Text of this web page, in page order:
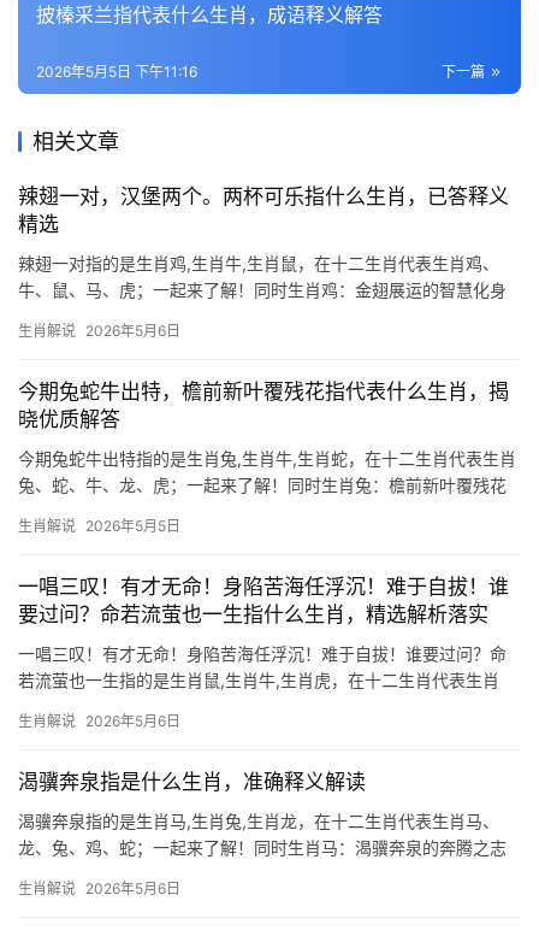
披榛采兰指代表什么生肖，成语释义解答
下一篇
2026年5月5日 下午11:16
相关文章
辣翅一对，汉堡两个。两杯可乐指什么生肖，已答释义
精选
辣翅一对指的是生肖鸡,生肖牛,生肖鼠，在十二生肖代表生肖鸡、
牛、鼠、马、虎；一起来了解！同时生肖鸡：金翅展运的智慧化身
翅象征生肖鸡的翅膀，而“两杯可乐”中的“可乐”谐音“可立”，对应鸡
生肖解说 2026年5月6日
今期兔蛇牛出特，檐前新叶覆残花指代表什么生肖，揭
晓优质解答
今期兔蛇牛出特指的是生肖兔,生肖牛,生肖蛇，在十二生肖代表生肖
兔、蛇、牛、龙、虎；一起来了解！同时生肖兔：檐前新叶覆残花
生肖兔的流年运势极为契合，2024甲辰年，生肖兔受“太阳”“天乙”吉
生肖解说 2026年5月5日
一唱三叹！有才无命！身陷苦海任浮沉！难于自拔！谁
要过问？命若流萤也一生指什么生肖，精选解析落实
一唱三叹！有才无命！身陷苦海任浮沉！难于自拔！谁要过问？命
若流萤也一生指的是生肖鼠,生肖牛,生肖虎，在十二生肖代表生肖
无命”恰似生肖鼠的写照，他们天生聪慧机敏，却常因时运不济而“身
需谨防“破
生肖解说 2026年5月6日
渴骥奔泉指是什么生肖，准确释义解读
渴骥奔泉指的是生肖马,生肖兔,生肖龙，在十二生肖代表生肖马、
龙、兔、鸡、蛇；一起来了解！同时生肖马：渴骥奔泉的奔腾之志
是这一成语的最佳诠释者，马在传统文化中象征奔放、进取与自
生肖解说 2026年5月6日